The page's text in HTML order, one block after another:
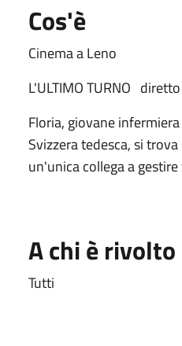
Cos'è
Cinema a Leno
L'ULTIMO TURNO
Floria, giovane
Svizzera tedesca, si
un'unica collega a
A chi è rivolto
Tutti